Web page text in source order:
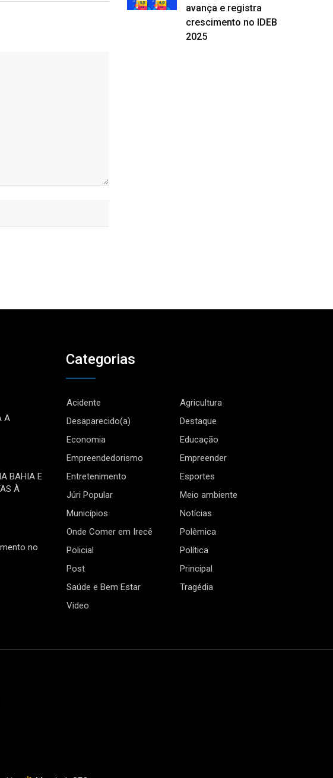
avança e registra
crescimento no IDEB
2025
A
BAHIA E
À
no
Categorias
Acidente
Agricultura
Desaparecido(a)
Destaque
Economia
Educação
Empreendedorismo
Empreender
Entretenimento
Esportes
Júri Popular
Meio ambiente
Municípios
Notícias
Onde Comer em Irecê
Polêmica
Policial
Política
Post
Principal
Saúde e Bem Estar
Tragédia
Video